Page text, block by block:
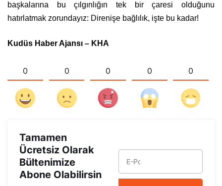
başkalarına bu çılgınlığın tek bir çaresi olduğunu
hatırlatmak zorundayız: Direnişe bağlılık, işte bu kadar!
Kudüs Haber Ajansı – KHA
0 0 0 0 0
Tamamen
Ücretsiz Olarak
Bültenimize
Abone Olabilirsin